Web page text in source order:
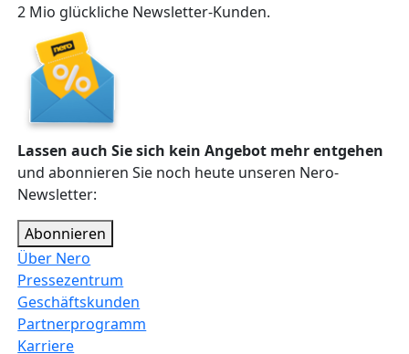
2 Mio glückliche Newsletter-Kunden.
Lassen auch Sie sich kein Angebot mehr entgehen
und abonnieren Sie noch heute unseren Nero-
Newsletter:
Abonnieren
Über Nero
Pressezentrum
Geschäftskunden
Partnerprogramm
Karriere